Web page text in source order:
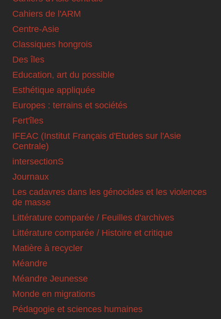
Cahiers de l'ARM
Centre-Asie
Classiques hongrois
Des îles
Education, art du possible
Esthétique appliquée
Europes : terrains et sociétés
Fert'îles
IFEAC (Institut Français d'Etudes sur l'Asie
Centrale)
intersectionS
Journaux
Les cadavres dans les génocides et les violences
de masse
Littérature comparée / Feuilles d'archives
Littérature comparée / Histoire et critique
Matière à recycler
Méandre
Méandre Jeunesse
Monde en migrations
Pédagogie et sciences humaines